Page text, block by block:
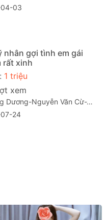
03
nhân gợi tình em gái
rất xinh
1 triệu
xem
Nguyễn Văn Cừ-TP quy Nhơn Bình Định
24
HOT